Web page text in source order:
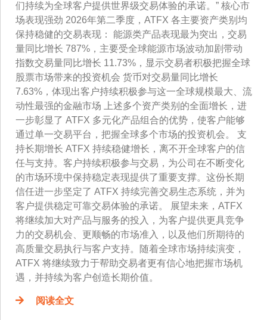
们持续为全球客户提供世界级交易体验的承诺。” 核心市
场表现强劲 2026年第二季度，ATFX 各主要资产类别均
保持稳健的交易表现： 能源类产品表现最为突出，交易
量同比增长 787%，主要受全球能源市场波动加剧带动
指数交易量同比增长 11.73%，显示交易者积极把握全球
股票市场带来的投资机会 货币对交易量同比增长
7.63%，体现出客户持续积极参与这一全球规模最大、流
动性最强的金融市场 上述多个资产类别的全面增长，进
一步彰显了 ATFX 多元化产品组合的优势，使客户能够
通过单一交易平台，把握全球多个市场的投资机会。 支
持长期增长 ATFX 持续稳健增长，离不开全球客户的信
任与支持。客户持续积极参与交易，为公司在不断变化
的市场环境中保持稳定表现提供了重要支撑。这份长期
信任进一步坚定了 ATFX 持续完善交易生态系统，并为
客户提供稳定可靠交易体验的承诺。 展望未来，ATFX
将继续加大对产品与服务的投入，为客户提供更具竞争
力的交易机会、更顺畅的市场准入，以及他们所期待的
高质量交易执行与客户支持。随着全球市场持续演变，
ATFX 将继续致力于帮助交易者更有信心地把握市场机
遇，并持续为客户创造长期价值。
阅读全文